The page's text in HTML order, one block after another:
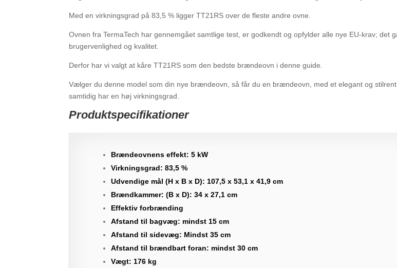
Med en virkningsgrad på 83,5 % ligger TT21RS over de fleste andre ovne.
Ovnen fra TermaTech har gennemgået samtlige test, er godkendt og opfylder alle nye EU-krav;
brugervenlighed og kvalitet.
Derfor har vi valgt at kåre TT21RS som den bedste brændeovn i denne guide.
Vælger du denne model som din nye brændeovn, så får du en brændeovn, med et elegant og
samtidig har en høj virkningsgrad.
Produktspecifikationer
Brændeovnens effekt: 5 kW
Virkningsgrad: 83,5 %
Udvendige mål (H x B x D): 107,5 x 53,1 x 41,9 cm
Brændkammer: (B x D): 34 x 27,1 cm
Effektiv forbrænding
Afstand til bagvæg: mindst 15 cm
Afstand til sidevæg: Mindst 35 cm
Afstand til brændbart foran: mindst 30 cm
Vægt: 176 kg